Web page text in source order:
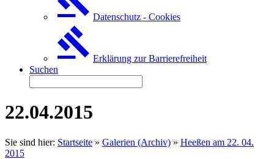
Datenschutz - Cookies
Erklärung zur Barrierefreiheit
Suchen
22.04.2015
Sie sind hier: Startseite » Galerien (Archiv) » Heeßen am 22. 04.
2015